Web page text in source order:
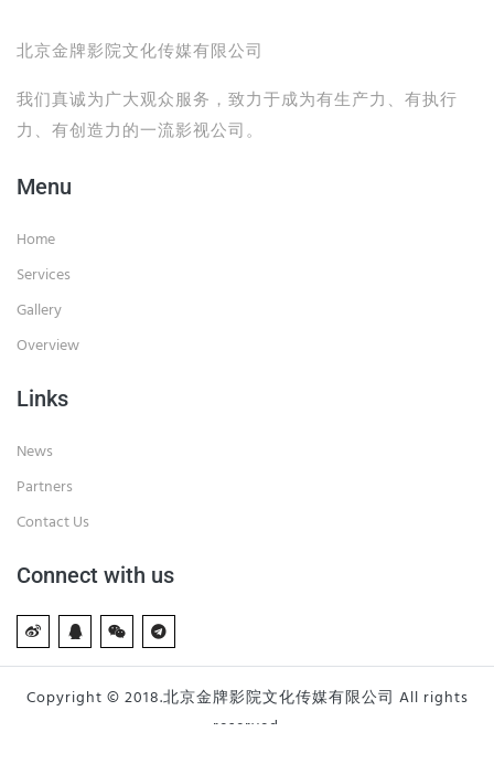
北京金牌影院文化传媒有限公司
我们真诚为广大观众服务，致力于成为有生产力、有执行
力、有创造力的一流影视公司。
Menu
Home
Services
Gallery
Overview
Links
News
Partners
Contact Us
Connect with us
Copyright © 2018.北京金牌影院文化传媒有限公司 All rights
reserved.